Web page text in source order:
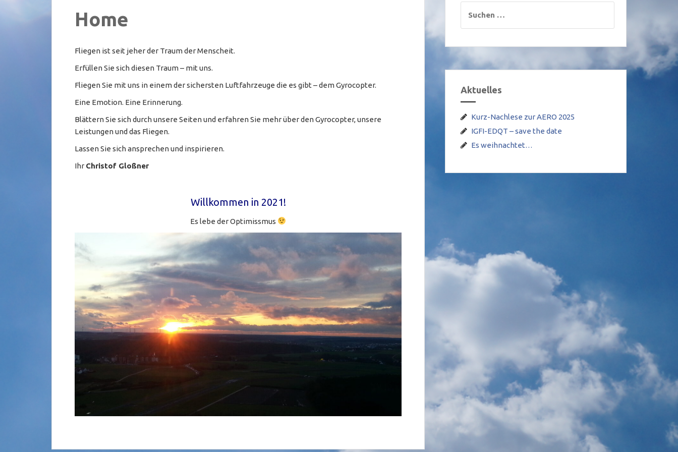
Home
Fliegen ist seit jeher der Traum der Menscheit.
Erfüllen Sie sich diesen Traum – mit uns.
Fliegen Sie mit uns in einem der sichersten Luftfahrzeuge die es gibt – dem Gyrocopter.
Eine Emotion. Eine Erinnerung.
Blättern Sie sich durch unsere Seiten und erfahren Sie mehr über den Gyrocopter, unsere
Leistungen und das Fliegen.
Lassen Sie sich ansprechen und inspirieren.
Ihr Christof Gloßner
Willkommen in 2021!
Es lebe der Optimissmus
nach:
Aktuelles
Kurz-Nachlese zur AERO 2025
IGFI-EDQT – save the date
Es weihnachtet…